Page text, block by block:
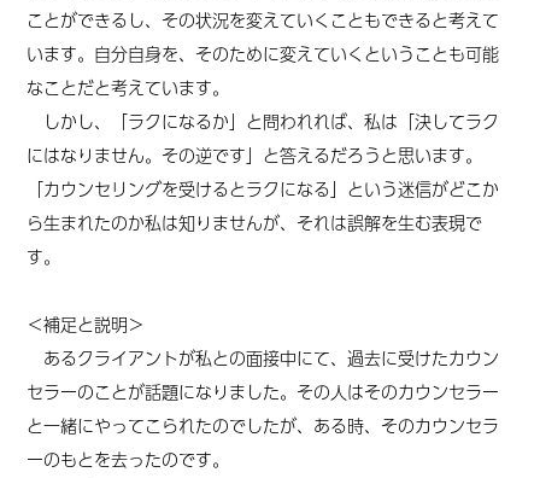
ことができるし、その状況を変えていくこともできると考えて
います。自分自身を、そのために変えていくということも可能
なことだと考えています。
しかし、「ラクになるか」と問われれば、私は「決してラク
にはなりません。その逆です」と答えるだろうと思います。
「カウンセリングを受けるとラクになる」という迷信がどこか
ら生まれたのか私は知りませんが、それは誤解を生む表現で
す。
＜補足と説明＞
あるクライアントが私との面接中にて、過去に受けたカウン
セラーのことが話題になりました。その人はそのカウンセラー
と一緒にやってこられたのでしたが、ある時、そのカウンセラ
ーのもとを去ったのです。